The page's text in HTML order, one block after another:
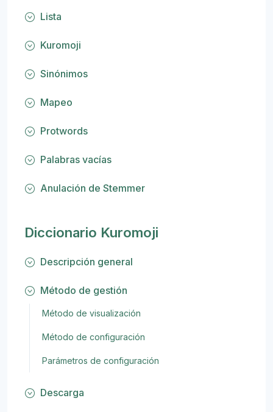
Lista
Kuromoji
Sinónimos
Mapeo
Protwords
Palabras vacías
Anulación de Stemmer
Diccionario Kuromoji
Descripción general
Método de gestión
Método de visualización
Método de configuración
Parámetros de configuración
Descarga